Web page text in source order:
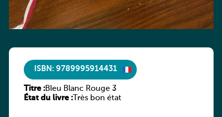
ISBN: 9789995914431
Titre :Bleu Blanc Rouge 3
État du livre :Très bon état